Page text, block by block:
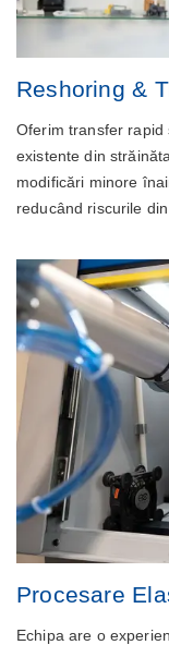
Reshoring &
Oferim transfer
existente din
modificări minore
reducând riscurile
Procesare
Echipa are o